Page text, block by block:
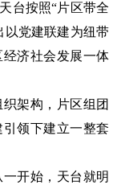
台按照“片区带全
以党建联建为纽带
济社会发展一体
架构，片区组团
领下建立一整套
开始，天台就明